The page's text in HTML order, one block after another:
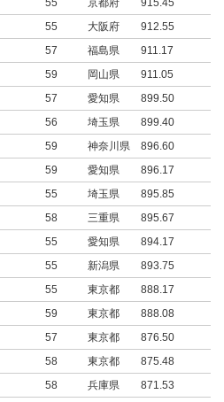
55 京都府
915.45
55 大阪府
912.55
57 福島県
911.17
59 岡山県
911.05
57 愛知県
899.50
56 埼玉県
899.40
59 神奈川県
896.60
59 愛知県
896.17
55 埼玉県
895.85
58 三重県
895.67
55 愛知県
894.17
55 新潟県
893.75
55 東京都
888.17
59 東京都
888.08
57 東京都
876.50
58 東京都
875.48
58 兵庫県
871.53